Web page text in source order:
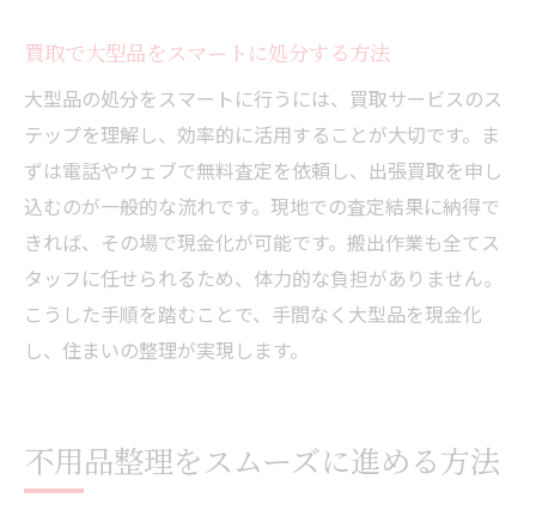
買取で大型品をスマートに処分する方法
大型品の処分をスマートに行うには、買取サービスのス
テップを理解し、効率的に活用することが大切です。ま
ずは電話やウェブで無料査定を依頼し、出張買取を申し
込むのが一般的な流れです。現地での査定結果に納得で
きれば、その場で現金化が可能です。搬出作業も全てス
タッフに任せられるため、体力的な負担がありません。
こうした手順を踏むことで、手間なく大型品を現金化
し、住まいの整理が実現します。
不用品整理をスムーズに進める方法